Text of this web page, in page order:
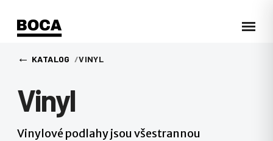
← KATALOG VINYL
Vinyl
Vinylové podlahy jsou všestrannou